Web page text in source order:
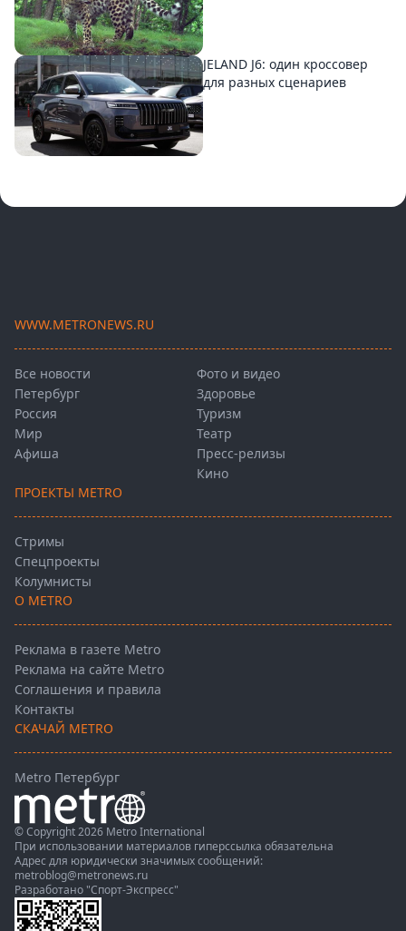
JELAND J6: один кроссовер
для разных сценариев
WWW.METRONEWS.RU
Все новости
Петербург
Россия
Мир
Афиша
Фото и видео
Здоровье
Туризм
Театр
Пресс-релизы
Кино
ПРОЕКТЫ METRO
Стримы
Спецпроекты
Колумнисты
О METRO
Реклама в газете Metro
Реклама на сайте Metro
Соглашения и правила
Контакты
СКАЧАЙ METRO
Metro Петербург
© Copyright 2026 Metro International
При использовании материалов гиперссылка обязательна
Адрес для юридически значимых сообщений:
metroblog@metronews.ru
Разработано "Спорт-Экспресс"